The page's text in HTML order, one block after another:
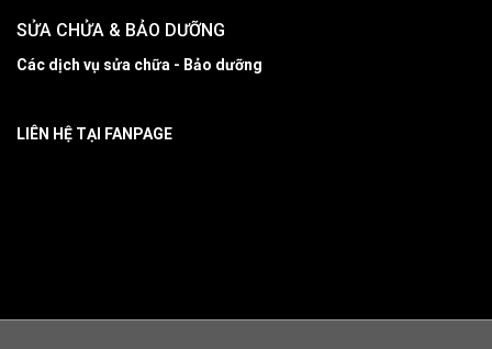
SỬA CHỬA & BẢO DƯỠNG
Các dịch vụ sửa chữa - Bảo dưỡng
LIÊN HỆ TẠI FANPAGE